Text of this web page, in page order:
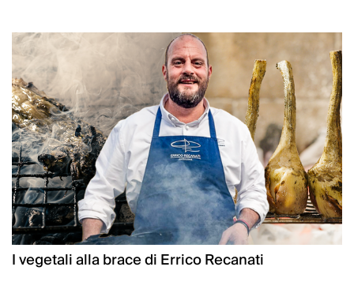
I vegetali alla brace di Errico Recanati